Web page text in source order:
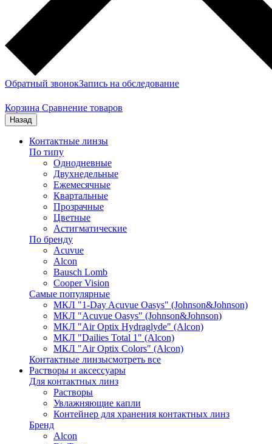
Обратный звонокЗапись на обследование
Корзина Сравнение товаров
Назад
Контактные линзы
По типу
Однодневные
Двухнедельные
Ежемесячные
Квартальные
Прозрачные
Цветные
Астигматические
По бренду
Acuvue
Alcon
Bausch Lomb
Cooper Vision
Самые популярные
МКЛ "1-Day Acuvue Oasys" (Johnson&Johnson)
МКЛ "Acuvue Oasys" (Johnson&Johnson)
МКЛ "Air Optix Hydraglyde" (Alcon)
МКЛ "Dailies Total 1" (Alcon)
МКЛ "Air Optix Colors" (Alcon)
Контактные линзысмотреть все
Растворы и аксессуары
Для контактных линз
Растворы
Увлажняющие капли
Контейнер для хранения контактных линз
Бренд
Alcon